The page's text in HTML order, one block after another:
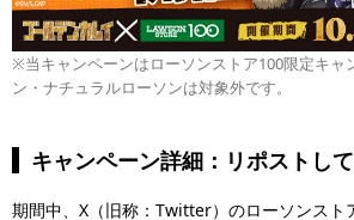
※当キャンペーンはローソンストア100限定キャ
ン・ナチュラルローソンは対象外です。
キャンペーン詳細：リポストし
期間中、X（旧称：Twitter）のローソンスト